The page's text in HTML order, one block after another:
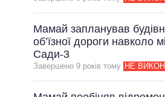
ВСІ ОБІЦЯНКИ
АРХІВНІ
Мамай запланував
об’їзної дороги навколо
Сади-3
Завершено 9 рокiв тому НЕ